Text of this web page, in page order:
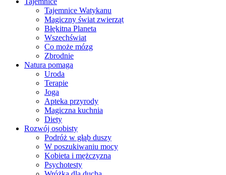
Tajemnice Watykanu
Magiczny świat zwierząt
Błękitna Planeta
Wszechświat
Co może mózg
Zbrodnie
Natura pomaga
Uroda
Terapie
Joga
Apteka przyrody
Magiczna kuchnia
Diety
Rozwój osobisty
Podróż w głąb duszy
W poszukiwaniu mocy
Kobieta i mężczyzna
Psychotesty